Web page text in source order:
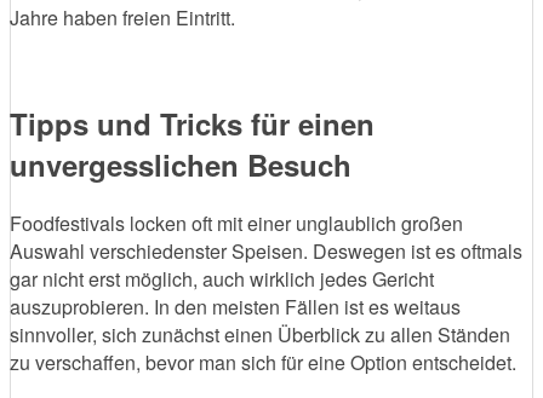
Jahre haben freien Eintritt.
Tipps und Tricks für einen
unvergesslichen Besuch
Foodfestivals locken oft mit einer unglaublich großen
Auswahl verschiedenster Speisen. Deswegen ist es oftmals
gar nicht erst möglich, auch wirklich jedes Gericht
auszuprobieren. In den meisten Fällen ist es weitaus
sinnvoller, sich zunächst einen Überblick zu allen Ständen
zu verschaffen, bevor man sich für eine Option entscheidet.